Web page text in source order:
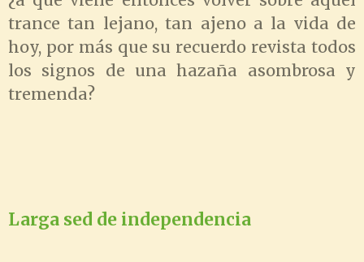
trance tan lejano, tan ajeno a la vida de
hoy, por más que su recuerdo revista todos
los signos de una hazaña asombrosa y
tremenda?
Larga sed de independencia